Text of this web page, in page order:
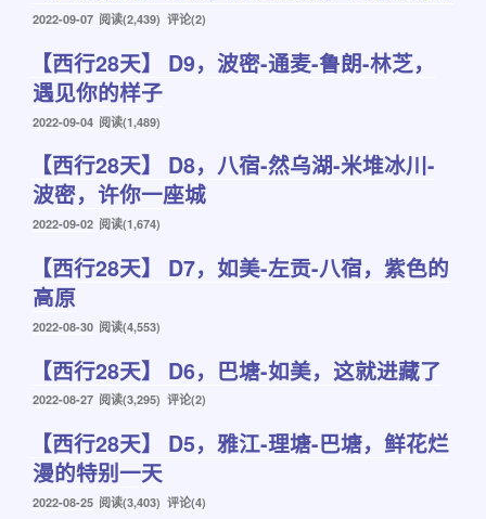
发
2022-09-07 阅读(2,439) 评论(2)
【西行28天】 D9，波密-通麦-鲁朗-林芝，
遇见你的样子
发
2022-09-04 阅读(1,489)
【西行28天】 D8，八宿-然乌湖-米堆冰川-
波密，许你一座城
发
2022-09-02 阅读(1,674)
【西行28天】 D7，如美-左贡-八宿，紫色的
高原
发
2022-08-30 阅读(4,553)
【西行28天】 D6，巴塘-如美，这就进藏了
发
2022-08-27 阅读(3,295) 评论(2)
【西行28天】 D5，雅江-理塘-巴塘，鲜花烂
漫的特别一天
发
2022-08-25 阅读(3,403) 评论(4)